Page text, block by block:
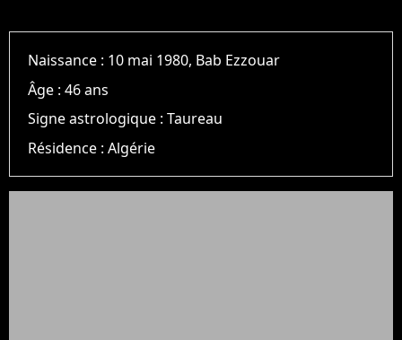
Naissance : 10 mai 1980, Bab Ezzouar
Âge :46 ans
Signe astrologique :Taureau
Résidence :Algérie